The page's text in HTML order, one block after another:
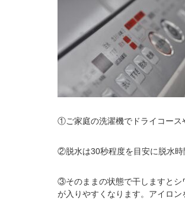
①ご家庭の洗濯機でドライコース
②脱水は30秒程度を目安に脱水時
③そのままの状態で干しますとシ
が入りやすくなります。アイロ